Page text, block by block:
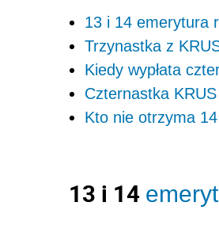
13 i 14 emerytura
Trzynastka z
Kiedy wypłata
Czternastka
Kto nie otrzyma
13 i 14